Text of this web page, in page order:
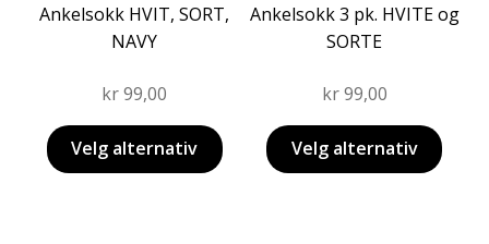
Ankelsokk HVIT, SORT,
NAVY
kr99,00
Velg alternativ
Ankelsokk 3 pk. HVITE og
SORTE
kr99,00
Velg alternativ